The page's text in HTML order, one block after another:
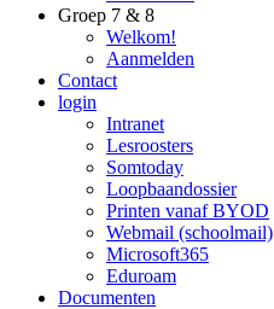
Groep 7 & 8
Welkom!
Aanmelden
Contact
login
Intranet
Lesroosters
Somtoday
Loopbaandossier
Printen vanaf BYOD
Webmail (schoolmail)
Microsoft365
Eduroam
Documenten